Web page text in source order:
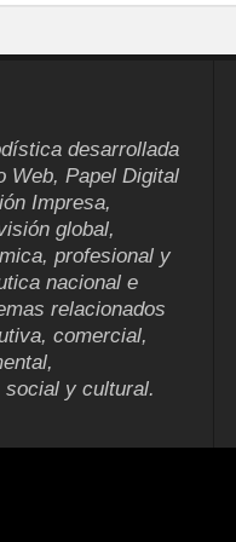
desarrollada
Web, Papel Digital
Impresa,
global,
profesional y
nacional e
relacionados
comercial,
social y cultural.